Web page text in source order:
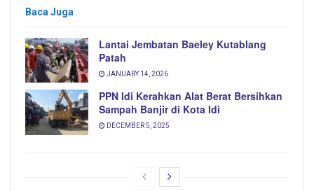
Baca Juga
Lantai Jembatan Baeley Kutablang
Patah
JANUARY 14, 2026
PPN Idi Kerahkan Alat Berat Bersihkan
Sampah Banjir di Kota Idi
DECEMBER 5, 2025